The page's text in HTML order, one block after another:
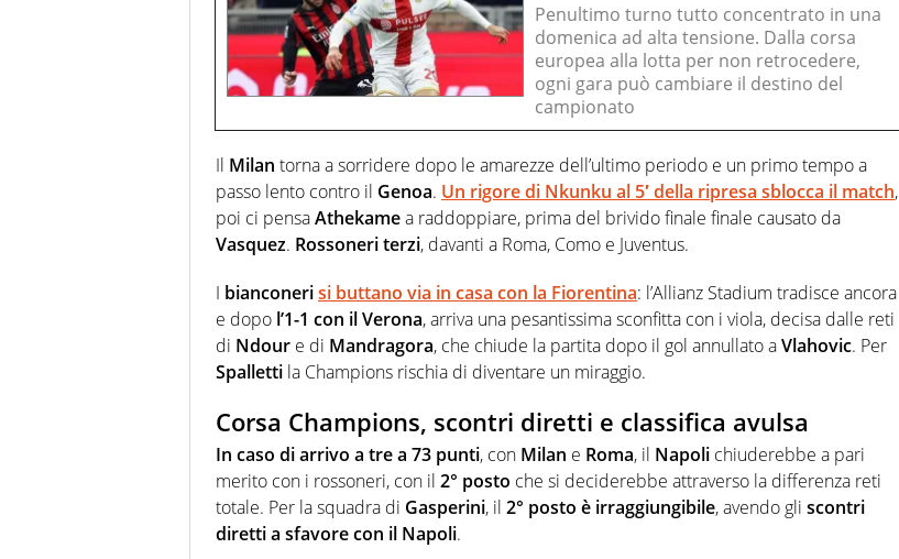
Penultimo turno tutto concentrato in una
domenica ad alta tensione. Dalla corsa
europea alla lotta per non retrocedere,
ogni gara può cambiare il destino del
campionato
Il Milan torna a sorridere dopo le amarezze dell’ultimo periodo e un primo tempo a
passo lento contro il Genoa. Un rigore di Nkunku al 5′ della ripresa sblocca il match,
poi ci pensaAthekamea raddoppiare, prima del brivido finale finale causato da
Vasquez. Rossoneri terzi, davanti a Roma, Como e Juventus.
I bianconerisi buttano via in casa con la Fiorentina: l’Allianz Stadium tradisce ancora
e dopo l’1-1 con il Verona, arriva una pesantissima sconfitta con i viola, decisa dalle reti
di Ndour e di Mandragora, che chiude la partita dopo il gol annullato aVlahovic. Per
Spalletti la Champions rischia di diventare un miraggio.
Corsa Champions, scontri diretti e classifica avulsa
In caso di arrivo a tre a 73 punti, con Milan e Roma, il Napoli chiuderebbe a pari
merito con i rossoneri, con il 2° posto che si deciderebbe attraverso la differenza reti
totale. Per la squadra di Gasperini, il 2° posto è irraggiungibile, avendo gli scontri
diretti a sfavore con il Napoli.